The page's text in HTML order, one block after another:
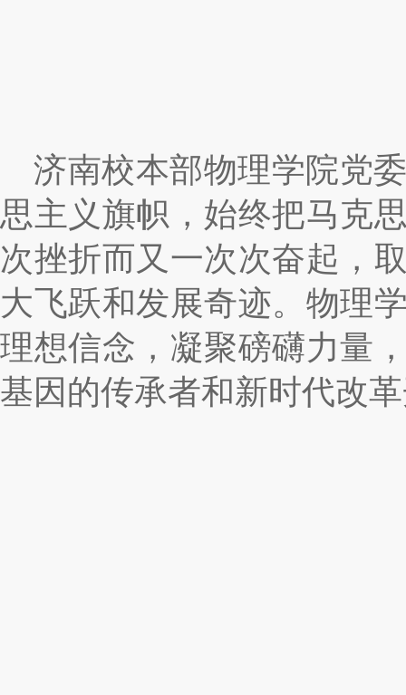
济南校本部物理学院党
思主义旗帜，始终把马克
次挫折而又一次次奋起，
大飞跃和发展奇迹。物理
理想信念，凝聚磅礴力量
基因的传承者和新时代改